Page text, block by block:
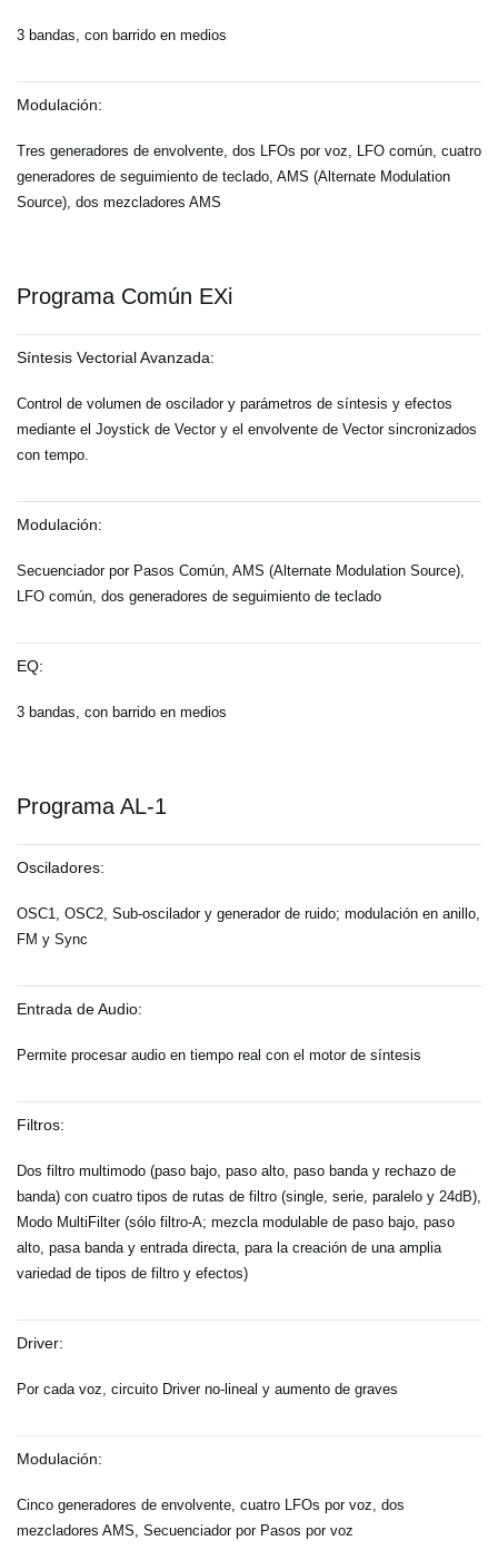
3 bandas, con barrido en medios
Modulación:
Tres generadores de envolvente, dos LFOs por voz, LFO común, cuatro
generadores de seguimiento de teclado, AMS (Alternate Modulation
Source), dos mezcladores AMS
Programa Común EXi
Síntesis Vectorial Avanzada:
Control de volumen de oscilador y parámetros de síntesis y efectos
mediante el Joystick de Vector y el envolvente de Vector sincronizados
con tempo.
Modulación:
Secuenciador por Pasos Común, AMS (Alternate Modulation Source),
LFO común, dos generadores de seguimiento de teclado
EQ:
3 bandas, con barrido en medios
Programa AL-1
Osciladores:
OSC1, OSC2, Sub-oscilador y generador de ruido; modulación en anillo,
FM y Sync
Entrada de Audio:
Permite procesar audio en tiempo real con el motor de síntesis
Filtros:
Dos filtro multimodo (paso bajo, paso alto, paso banda y rechazo de
banda) con cuatro tipos de rutas de filtro (single, serie, paralelo y 24dB),
Modo MultiFilter (sólo filtro-A; mezcla modulable de paso bajo, paso
alto, pasa banda y entrada directa, para la creación de una amplia
variedad de tipos de filtro y efectos)
Driver:
Por cada voz, circuito Driver no-lineal y aumento de graves
Modulación:
Cinco generadores de envolvente, cuatro LFOs por voz, dos
mezcladores AMS, Secuenciador por Pasos por voz